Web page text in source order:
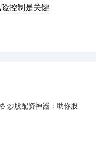
控制是关键
炒股配资神器：助你股